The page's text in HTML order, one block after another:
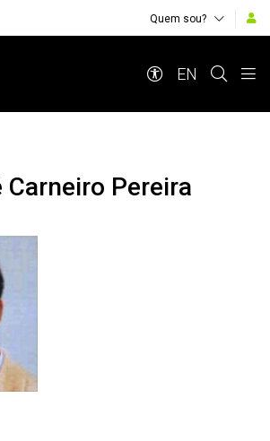
Quem sou?
EN
Carneiro Pereira